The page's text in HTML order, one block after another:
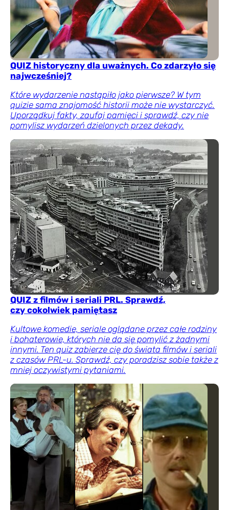
QUIZ historyczny dla uważnych. Co zdarzyło się
najwcześniej?
Które wydarzenie nastąpiło jako pierwsze? W tym
quizie sama znajomość historii może nie wystarczyć.
Uporządkuj fakty, zaufaj pamięci i sprawdź, czy nie
pomylisz wydarzeń dzielonych przez dekady.
QUIZ z filmów i seriali PRL. Sprawdź,
czy cokolwiek pamiętasz
Kultowe komedie, seriale oglądane przez całe rodziny
i bohaterowie, których nie da się pomylić z żadnymi
innymi. Ten quiz zabierze cię do świata filmów i seriali
z czasów PRL-u. Sprawdź, czy poradzisz sobie także z
mniej oczywistymi pytaniami.